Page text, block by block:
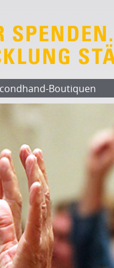
Boutiquen